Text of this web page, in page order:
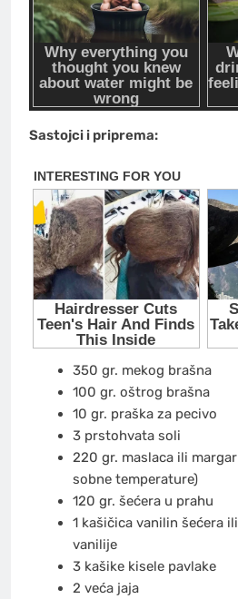
Sastojci i priprema:
350 gr. mekog brašna
100 gr. oštrog brašna
10 gr. praška za pecivo
3 prstohvata soli
220 gr. maslaca ili
sobne temperature)
120 gr. šećera u prahu
1 kašičica vanilin šećera
vanilije
3 kašike kisele pavlake
2 veća jaja